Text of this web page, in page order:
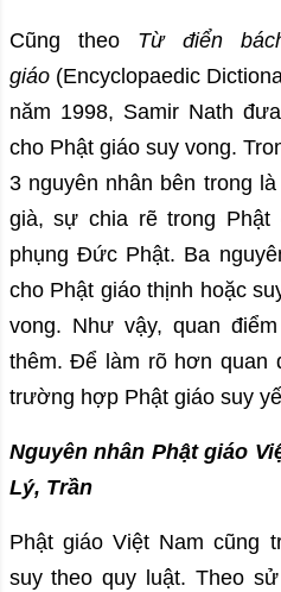
Cũng theo Từ điển
giáo(Encyclopaedic
năm 1998, Samir Nath
cho Phật giáo suy vong.
3 nguyên nhân bên trong
già, sự chia rẽ trong
phụng Đức Phật. Ba
cho Phật giáo thịnh hoặc
vong. Như vậy, quan
thêm. Để làm rõ hơn quan
trường hợp Phật giáo suy
Nguyên nhân Phật giáo
Lý, Trần
Phật giáo Việt Nam cũng
suy theo quy luật. Theo